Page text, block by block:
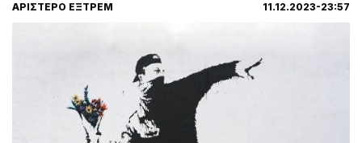
ΑΡΙΣΤΕΡΟ ΕΞΤΡΕΜ 11.12.2023-23:57